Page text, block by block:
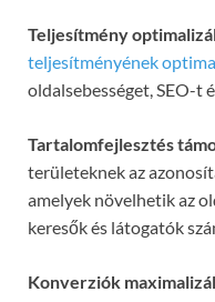
Teljesítmény
teljesítményének
oldalsebességet, SEO-t
Tartalomfejlesztés
területeknek az
amelyek növelhetik az
keresők és látogatók
Konverziók